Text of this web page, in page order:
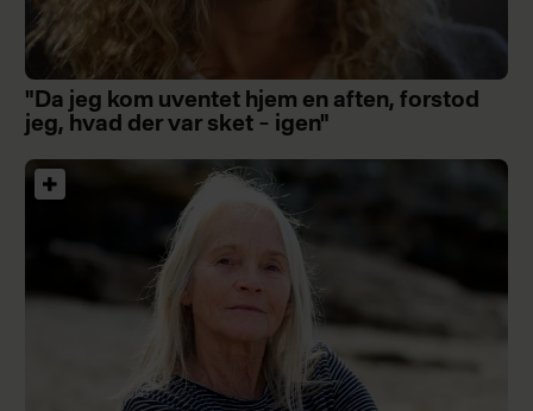
"Da jeg kom uventet hjem en aften, forstod
jeg, hvad der var sket – igen"